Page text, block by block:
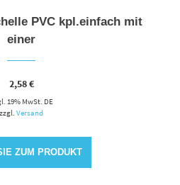
PVC kpl.einfach mit
einer
2,58€
19% MwSt. DE
zzgl.Versand
ZUM PRODUKT